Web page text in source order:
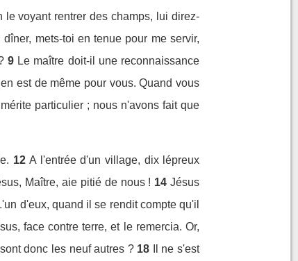
voyant rentrer des champs, lui direz-
mets-toi en tenue pour me servir,
9 Le maître doit-il une reconnaissance
en est de même pour vous. Quand vous
particulier ; nous n'avons fait que
12 A l'entrée d'un village, dix lépreux
Maître, aie pitié de nous ! 14 Jésus
d'eux, quand il se rendit compte qu'il
face contre terre, et le remercia. Or,
donc les neuf autres ? 18
Il ne s'est